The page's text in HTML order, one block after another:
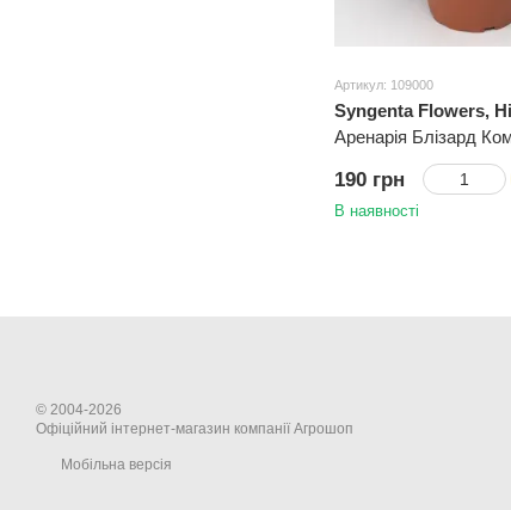
Артикул: 109000
Syngenta Flowers,
Аренарія Блізард
190 грн
В наявності
© 2004-2026
Офіційний інтернет-магазин компанії Агрошоп
Мобільна версія